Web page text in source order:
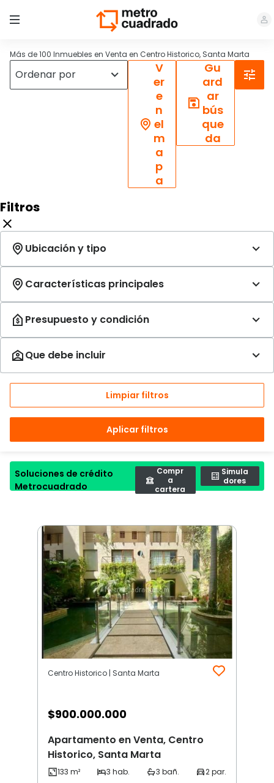
Más de 100 Inmuebles en Venta en Centro Historico, Santa Marta
V
er
e
n
el
m
a
p
a
Gu
ard
ar
bús
que
da
Filtros
Limpiar filtros
Aplicar filtros
Soluciones de crédito
Metrocuadrado
Compr
a
cartera
Simula
dores
Centro Historico | Santa Marta
$900.000.000
Apartamento en Venta, Centro
Historico, Santa Marta